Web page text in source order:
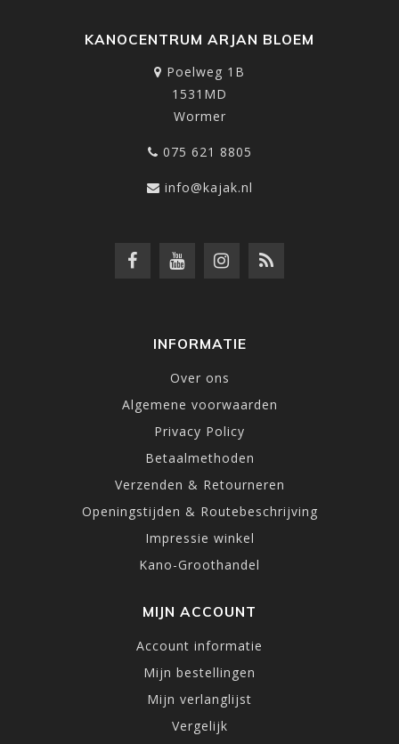
KANOCENTRUM ARJAN BLOEM
Poelweg 1B
1531MD
Wormer
075 621 8805
info@kajak.nl
INFORMATIE
Over ons
Algemene voorwaarden
Privacy Policy
Betaalmethoden
Verzenden & Retourneren
Openingstijden & Routebeschrijving
Impressie winkel
Kano-Groothandel
MIJN ACCOUNT
Account informatie
Mijn bestellingen
Mijn verlanglijst
Vergelijk